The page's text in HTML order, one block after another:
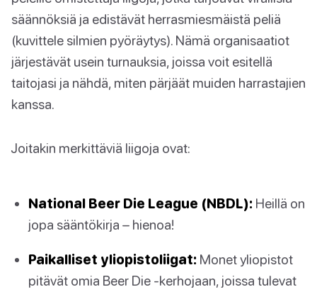
säännöksiä ja edistävät herrasmiesmäistä peliä
(kuvittele silmien pyöräytys). Nämä organisaatiot
järjestävät usein turnauksia, joissa voit esitellä
taitojasi ja nähdä, miten pärjäät muiden harrastajien
kanssa.
Joitakin merkittäviä liigoja ovat:
National Beer Die League (NBDL): Heillä on
jopa sääntökirja – hienoa!
Paikalliset yliopistoliigat: Monet yliopistot
pitävät omia Beer Die -kerhojaan, joissa tulevat